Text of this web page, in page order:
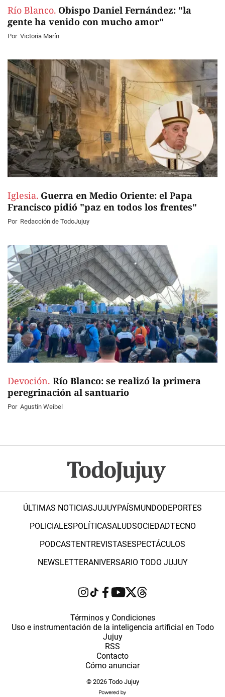
Río Blanco. Obispo Daniel Fernández: "la
gente ha venido con mucho amor"
Por Victoria Marín
Iglesia. Guerra en Medio Oriente: el Papa
Francisco pidió "paz en todos los frentes"
Por Redacción de TodoJujuy
Devoción. Río Blanco: se realizó la primera
peregrinación al santuario
Por Agustín Weibel
ÚLTIMAS NOTICIASJUJUYPAÍSMUNDODEPORTES
POLICIALESPOLÍTICASALUDSOCIEDADTECNO
PODCASTENTREVISTASESPECTÁCULOS
NEWSLETTERANIVERSARIO TODO JUJUY
Términos y Condiciones
Uso e instrumentación de la inteligencia artificial en Todo
Jujuy
RSS
Contacto
Cómo anunciar
© 2026 Todo Jujuy